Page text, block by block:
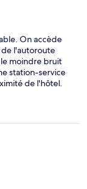
On accède
de l'autoroute
moindre bruit
station-service
de l'hôtel.
et un parking
sur vous car
ferment bien.
Le
et surtout la
taille d'un timbre-
passez
mérite 4 étoiles